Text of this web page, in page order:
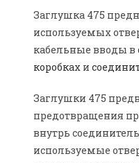
Заглушка 475
используемых
кабельные вводы в
коробках и
Заглушки 475
предотвращения
внутрь
используемые